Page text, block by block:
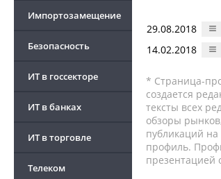
Импортозамещение
Безопасность
ИТ в госсекторе
ИТ в банках
ИТ в торговле
Телеком
29.08.2018
14.02.2018
* Страница-
создается
тексты всех
обзоры
публикаций
профиль.
презентацией